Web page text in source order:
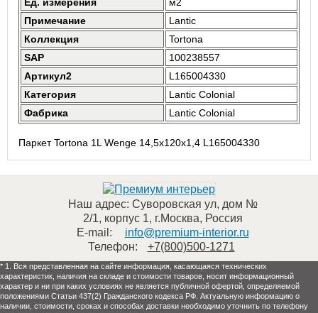
Примечание
Lantic
Коллекция
Tortona
SAP
100238557
Артикул2
L165004330
Категория
Lantic Colonial
Фабрика
Lantic Colonial
Паркет Tortona 1L Wenge 14,5x120x1,4 L165004330
Наш адрес: Суворовская ул, дом №
2/1, корпус 1, г.Москва, Россия
E-mail:
info@premium-interior.ru
Телефон:
+7(800)500-1271
* 1. Вся представленная на сайте информация, касающаяся технических
характеристик, наличия на складе и стоимости товаров, носит информационный
характер и ни при каких условиях не является публичной офертой, определяемой
положениями Статьи 437(2) Гражданского кодекса РФ. Актуальную информацию о
наличии, стоимости, сроках и способах доставки необходимо уточнить по телефону